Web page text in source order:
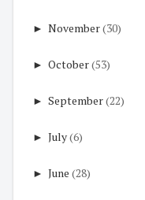
► November(30)
► October(53)
► September(22)
► July(6)
► June (28)